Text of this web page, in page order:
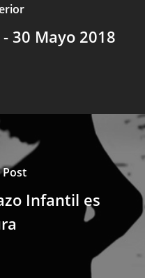
30 Mayo 2018
Post
Infantil es